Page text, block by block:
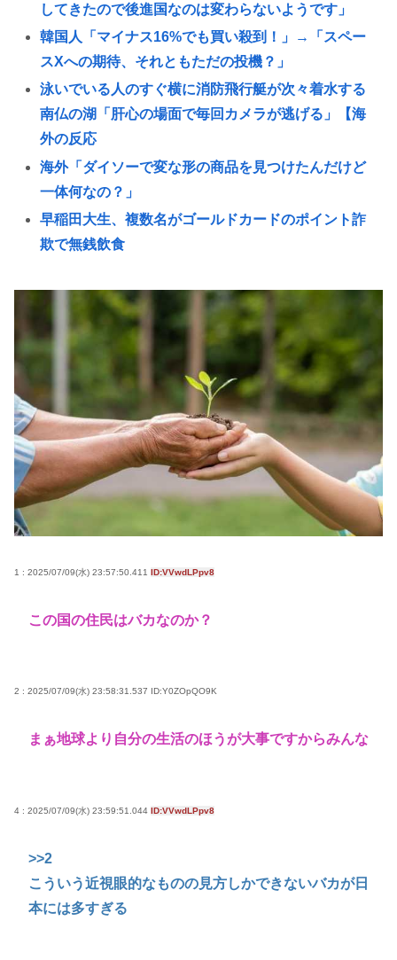
してきたので後進国なのは変わらないようです」
韓国人「マイナス16%でも買い殺到！」→「スペー
スXへの期待、それともただの投機？」
泳いでいる人のすぐ横に消防飛行艇が次々着水する
南仏の湖「肝心の場面で毎回カメラが逃げる」【海
外の反応
海外「ダイソーで変な形の商品を見つけたんだけど
一体何なの？」
早稲田大生、複数名がゴールドカードのポイント詐
欺で無銭飲食
損失…収益率-55%の悲劇」
『ライザのアトリエ3』ウェディングドレス姿のライ
ザがフィギュア化キタ───(ﾟ∀ﾟ)───!!!!!
早稲田大生、複数名がゴールドカードのポイント詐
欺で無銭飲食
B’z「重いマーシャル運んでた腰の痛みまだ覚えてる
の」俺くん「マーシャルって何？🙄」
面白いシューティングゲーム教えろ🧌
高市早苗さん、憧れのバンドを官邸に招き、自身の
サイン入りドラム・スティックをプレゼントw
ガチで “ママ” ブーム来てるよな
まれるの？
1 : 2025/07/09(水) 23:57:50.411 ID:VVwdLPpv8
この国の住民はバカなのか？
2 : 2025/07/09(水) 23:58:31.537 ID:Y0ZOpQO9K
まぁ地球より自分の生活のほうが大事ですからみんな
4 : 2025/07/09(水) 23:59:51.044 ID:VVwdLPpv8
>>2
こういう近視眼的なものの見方しかできないバカが日
本には多すぎる